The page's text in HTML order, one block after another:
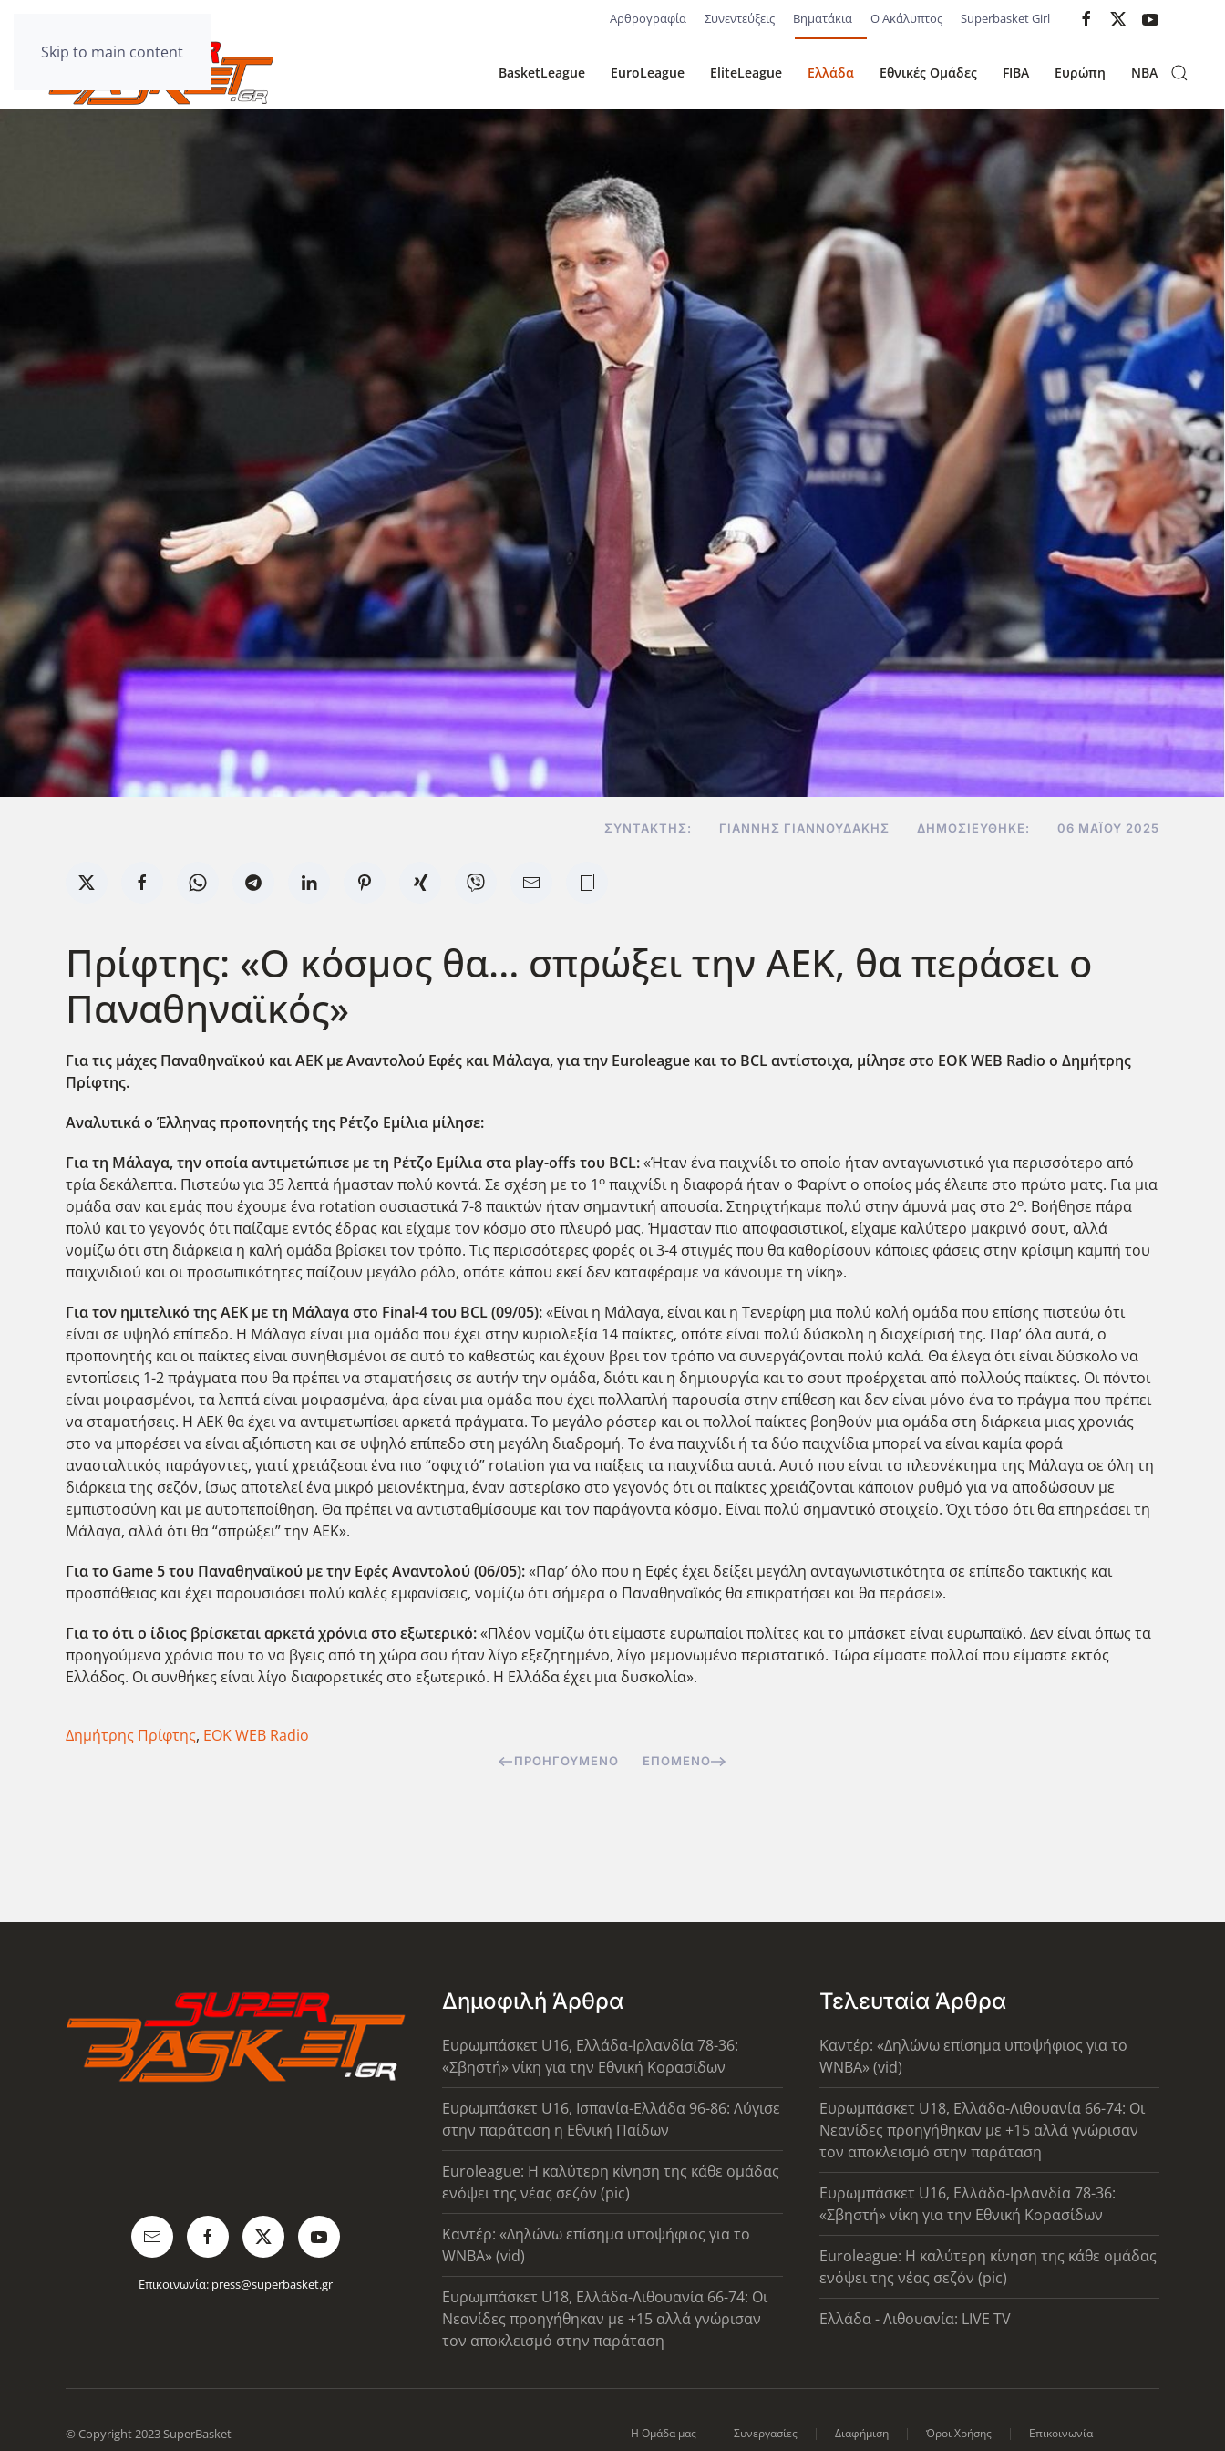
Skip to main content
Αρθρογραφία Συνεντεύξεις Βηματάκια Ο Ακάλυπτος Superbasket Girl
BasketLeague EuroLeague EliteLeague Ελλάδα Εθνικές Ομάδες FIBA Ευρώπη NBA
ΣΥΝΤΆΚΤΗΣ: ΓΙΆΝΝΗΣ ΓΙΑΝΝΟΥΔΆΚΗΣ ΔΗΜΟΣΙΕΎΘΗΚΕ: 06 ΜΑΪ́ΟΥ 2025
Πρίφτης: «Ο κόσμος θα… σπρώξει την ΑΕΚ, θα περάσει ο
Παναθηναϊκός»
Για τις μάχες Παναθηναϊκού και ΑΕΚ με Αναντολού Εφές και Μάλαγα, για την Euroleague και το BCLαντίστοιχα, μίλησε στο EOKWEB Radio ο Δημήτρης
Πρίφτης.
Αναλυτικά ο Έλληνας προπονητής της Ρέτζο Εμίλια μίλησε:
Για τη Μάλαγα, την οποία αντιμετώπισε με τη Ρέτζο Εμίλια στα play-offs του BCL:«Ήταν ένα παιχνίδι το οποίο ήταν ανταγωνιστικό για περισσότερο από
τρία δεκάλεπτα. Πιστεύω για 35 λεπτά ήμασταν πολύ κοντά. Σε σχέση με το 1ο παιχνίδι η διαφορά ήταν ο Φαρίντ ο οποίος μάς έλειπε στο πρώτο ματς. Για μια
ομάδα σαν και εμάς που έχουμε ένα rotation ουσιαστικά 7-8 παικτών ήταν σημαντική απουσία. Στηριχτήκαμε πολύ στην άμυνά μας στο 2ο. Βοήθησε πάρα
πολύ και το γεγονός ότι παίζαμε εντός έδρας και είχαμε τον κόσμο στο πλευρό μας. Ήμασταν πιο αποφασιστικοί, είχαμε καλύτερο μακρινό σουτ, αλλά
νομίζω ότι στη διάρκεια η καλή ομάδα βρίσκει τον τρόπο. Τις περισσότερες φορές οι 3-4 στιγμές που θα καθορίσουν κάποιες φάσεις στην κρίσιμη καμπή του
παιχνιδιού και οι προσωπικότητες παίζουν μεγάλο ρόλο, οπότε κάπου εκεί δεν καταφέραμε να κάνουμε τη νίκη».
Για τον ημιτελικό της ΑΕΚ με τη Μάλαγα στο Final-4 του BCL(09/05):«Είναι η Μάλαγα, είναι και η Τενερίφη μια πολύ καλή ομάδα που επίσης πιστεύω ότι
είναι σε υψηλό επίπεδο. Η Μάλαγα είναι μια ομάδα που έχει στην κυριολεξία 14 παίκτες, οπότε είναι πολύ δύσκολη η διαχείρισή της. Παρ’ όλα αυτά, ο
προπονητής και οι παίκτες είναι συνηθισμένοι σε αυτό το καθεστώς και έχουν βρει τον τρόπο να συνεργάζονται πολύ καλά. Θα έλεγα ότι είναι δύσκολο να
εντοπίσεις 1-2 πράγματα που θα πρέπει να σταματήσεις σε αυτήν την ομάδα, διότι και η δημιουργία και το σουτ προέρχεται από πολλούς παίκτες. Οι πόντοι
είναι μοιρασμένοι, τα λεπτά είναι μοιρασμένα, άρα είναι μια ομάδα που έχει πολλαπλή παρουσία στην επίθεση και δεν είναι μόνο ένα το πράγμα που πρέπει
να σταματήσεις. Η ΑΕΚ θα έχει να αντιμετωπίσει αρκετά πράγματα. Το μεγάλο ρόστερ και οι πολλοί παίκτες βοηθούν μια ομάδα στη διάρκεια μιας χρονιάς
στο να μπορέσει να είναι αξιόπιστη και σε υψηλό επίπεδο στη μεγάλη διαδρομή. Το ένα παιχνίδι ή τα δύο παιχνίδια μπορεί να είναι καμία φορά
ανασταλτικός παράγοντες, γιατί χρειάζεσαι ένα πιο “σφιχτό” rotation για να παίξεις τα παιχνίδια αυτά. Αυτό που είναι το πλεονέκτημα της Μάλαγα σε όλη τη
διάρκεια της σεζόν, ίσως αποτελεί ένα μικρό μειονέκτημα, έναν αστερίσκο στο γεγονός ότι οι παίκτες χρειάζονται κάποιον ρυθμό για να αποδώσουν με
εμπιστοσύνη και με αυτοπεποίθηση. Θα πρέπει να αντισταθμίσουμε και τον παράγοντα κόσμο. Είναι πολύ σημαντικό στοιχείο. Όχι τόσο ότι θα επηρεάσει τη
Μάλαγα, αλλά ότι θα “σπρώξει” την ΑΕΚ».
Για το Game 5 του Παναθηναϊκού με την Εφές Αναντολού (06/05):«Παρ’ όλο που η Εφές έχει δείξει μεγάλη ανταγωνιστικότητα σε επίπεδο τακτικής και
προσπάθειας και έχει παρουσιάσει πολύ καλές εμφανίσεις, νομίζω ότι σήμερα ο Παναθηναϊκός θα επικρατήσει και θα περάσει».
Για το ότι ο ίδιος βρίσκεται αρκετά χρόνια στο εξωτερικό:«Πλέον νομίζω ότι είμαστε ευρωπαίοι πολίτες και το μπάσκετ είναι ευρωπαϊκό. Δεν είναι όπως τα
προηγούμενα χρόνια που το να βγεις από τη χώρα σου ήταν λίγο εξεζητημένο, λίγο μεμονωμένο περιστατικό. Τώρα είμαστε πολλοί που είμαστε εκτός
Ελλάδος. Οι συνθήκες είναι λίγο διαφορετικές στο εξωτερικό. Η Ελλάδα έχει μια δυσκολία».
Δημήτρης Πρίφτης, ΕΟΚ WEB Radio
ΠΡΟΗΓΟΎΜΕΝΟ ΕΠΌΜΕΝΟ
Επικοινωνία: press@superbasket.gr
Δημοφιλή Άρθρα
Ευρωμπάσκετ U16, Ελλάδα-Ιρλανδία 78-36:
«Σβηστή» νίκη για την Εθνική Κορασίδων
Ευρωμπάσκετ U16, Ισπανία-Ελλάδα 96-86: Λύγισε
στην παράταση η Εθνική Παίδων
Euroleague: Η καλύτερη κίνηση της κάθε ομάδας
ενόψει της νέας σεζόν (pic)
Καντέρ: «Δηλώνω επίσημα υποψήφιος για το
WNBA» (vid)
Ευρωμπάσκετ U18, Ελλάδα-Λιθουανία 66-74: Οι
Νεανίδες προηγήθηκαν με +15 αλλά γνώρισαν
τον αποκλεισμό στην παράταση
Τελευταία Άρθρα
Καντέρ: «Δηλώνω επίσημα υποψήφιος για το
WNBA» (vid)
Ευρωμπάσκετ U18, Ελλάδα-Λιθουανία 66-74: Οι
Νεανίδες προηγήθηκαν με +15 αλλά γνώρισαν
τον αποκλεισμό στην παράταση
Ευρωμπάσκετ U16, Ελλάδα-Ιρλανδία 78-36:
«Σβηστή» νίκη για την Εθνική Κορασίδων
Euroleague: Η καλύτερη κίνηση της κάθε ομάδας
ενόψει της νέας σεζόν (pic)
Ελλάδα - Λιθουανία: LIVE TV
© Copyright 2023 SuperBasket Η Ομάδα μας Συνεργασίες Διαφήμιση Όροι Χρήσης Επικοινωνία